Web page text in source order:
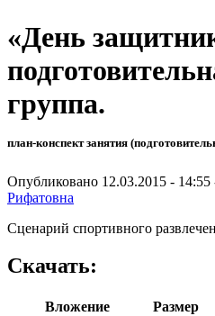
«День
группа.
план-конспект занятия
Опубликовано 12.03.2015 - 14:55
Рифатовна
Сценарий спортивного
Скачать:
Вложение
Размер